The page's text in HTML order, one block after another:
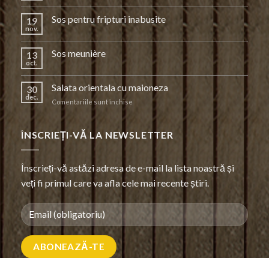
19
nov.
Sos pentru fripturi inabusite
13
oct.
Sos meunière
30
dec.
Salata orientala cu maioneza
Comentariile sunt închise pentru
orientala
cu
ÎNSCRIEȚI-VĂ LA NEWSLETTER
Înscrieți-vă astăzi adresa de e-mail la lista noastră și
veți fi primul care va afla cele mai recente știri.